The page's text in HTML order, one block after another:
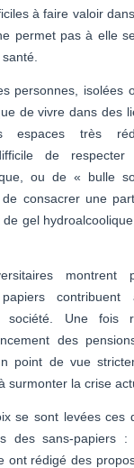
à faire valoir
permet pas à elle
personnes, isolées
de vivre dans des
espaces très
de
ou de « bulle
consacrer une
de gel
montrent
contribuent
société. Une fois
des
point de vue
surmonter la crise
se sont levées ces
des sans-papiers
ont rédigé des